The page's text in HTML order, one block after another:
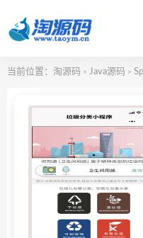
当前位置： 淘源码 > Java源码 >